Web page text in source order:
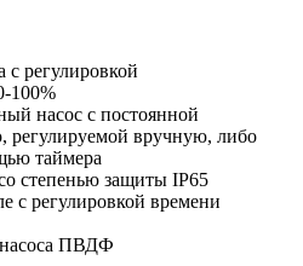
с регулировкой
100%
насос с постоянной
регулируемой вручную, либо
таймера
степенью защиты IP65
с регулировкой времени
насоса ПВДФ